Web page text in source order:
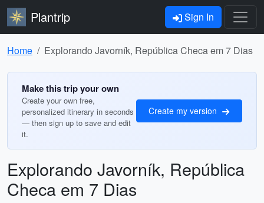
Plantrip Sign In
Home Explorando Javorník, República Checa em 7 Dias
Make this trip your own
Create your own free,
personalized itinerary in seconds
— then sign up to save and edit
it.
Create my version
Explorando Javorník, República
Checa em 7 Dias